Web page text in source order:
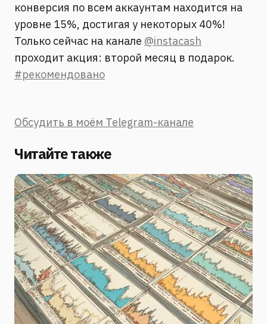
конверсия по всем аккаунтам находится на
уровне 15%, достигая у некоторых 40%!
Только сейчас на канале @instacash
проходит акция: второй месяц в подарок.
#рекомендовано
Обсудить в моём Telegram-канале
Читайте также